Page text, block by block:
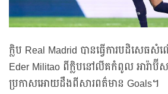
ក្លិប Real Madrid បានធ្វើការបដិសេធ
Eder Militao ពីក្លិបនៅលីគកំពូល អារ៉ាប៊ីស
ប្រកាសអោយដឹងពីសារពត៌មាន Goals។